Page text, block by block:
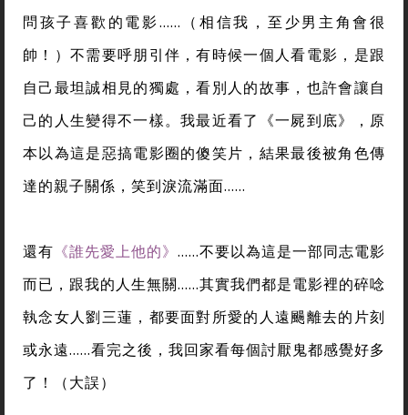
問孩子喜歡的電影……（相信我，至少男主角會很
帥！）不需要呼朋引伴，有時候一個人看電影，是跟
自己最坦誠相見的獨處，看別人的故事，也許會讓自
己的人生變得不一樣。我最近看了《一屍到底》，原
本以為這是惡搞電影圈的傻笑片，結果最後被角色傳
達的親子關係，笑到淚流滿面……
還有 《誰先愛上他的》 ……不要以為這是一部同志電影
而已，跟我的人生無關……其實我們都是電影裡的碎唸
執念女人劉三蓮，都要面對所愛的人遠颺離去的片刻
或永遠……看完之後，我回家看每個討厭鬼都感覺好多
了！（大誤）